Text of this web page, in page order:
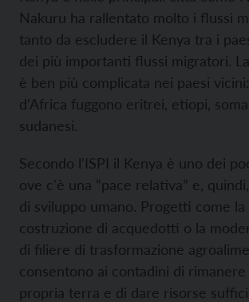
Nakuru ha rallentato molto i flussi
tanto da escludere il Kenya tra i
dei più importanti flussi migratori.
è ben più complicata nei paesi
d’Africa fuggono eritrei, etiopi,
sudanesi.
Secondo l'ISPI il Kenya è uno dei
ove c'è una “pace relativa” e,
di sviluppo umano. Progetti come la
costruzione di acquedotti o la
di filiere di trasformazione
consentono ai contadini di rimanere
propria terra e di dare risorse